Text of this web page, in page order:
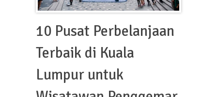
10 Pusat Perbelanjaan
Terbaik di Kuala
Lumpur untuk